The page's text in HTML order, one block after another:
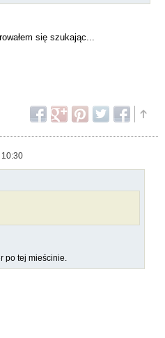
się szukając...
po tej mieścinie.